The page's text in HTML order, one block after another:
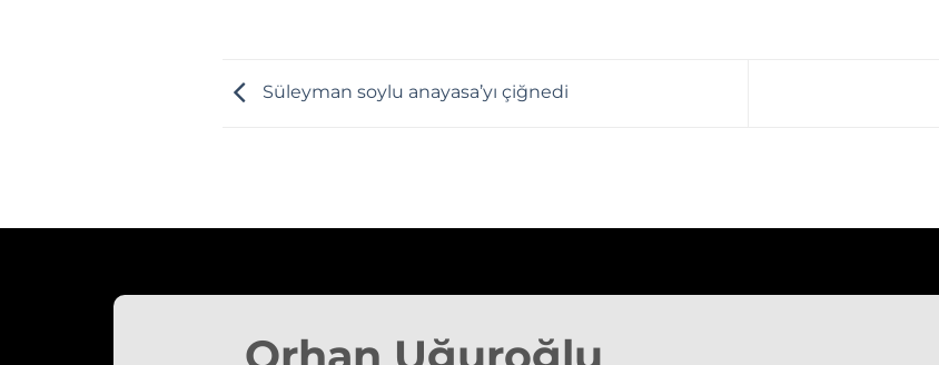
Süleyman soylu anayasa’yı çiğnedi